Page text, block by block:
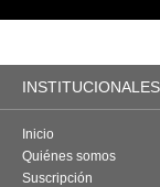
INSTITUCIONALES
Inicio
Quiénes somos
Suscripción